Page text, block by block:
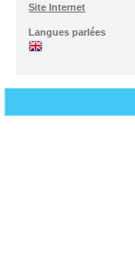
Site Internet
Langues parlées